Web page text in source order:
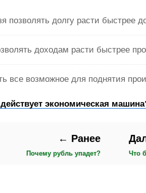
позволять долгу расти быстрее
доходам расти быстрее
все возможное для поднятия
экономическая
← Ранее
Почему рубль упадет? Что